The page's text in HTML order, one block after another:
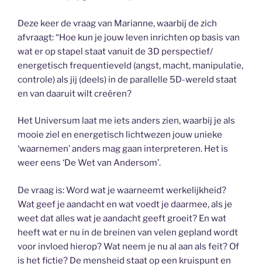
RSS FEED
LINK
EMBED
Deze keer de vraag van Marianne, waarbij de zich
afvraagt: “Hoe kun je jouw leven inrichten op basis van
wat er op stapel staat vanuit de 3D perspectief/
energetisch frequentieveld (angst, macht, manipulatie,
controle) als jij (deels) in de parallelle 5D-wereld staat
en van daaruit wilt creëren?
Het Universum laat me iets anders zien, waarbij je als
mooie ziel en energetisch lichtwezen jouw unieke
‘waarnemen’ anders mag gaan interpreteren. Het is
weer eens ‘De Wet van Andersom’.
De vraag is: Word wat je waarneemt werkelijkheid?
Wat geef je aandacht en wat voedt je daarmee, als je
weet dat alles wat je aandacht geeft groeit? En wat
heeft wat er nu in de breinen van velen gepland wordt
voor invloed hierop? Wat neem je nu al aan als feit? Of
is het fictie? De mensheid staat op een kruispunt en